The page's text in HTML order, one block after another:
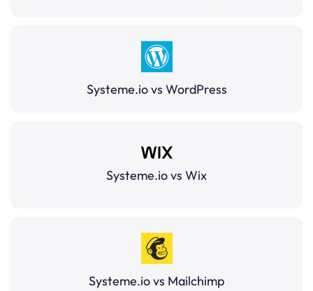
Systeme.io vs WordPress
Systeme.io vs Wix
Systeme.io vs Mailchimp